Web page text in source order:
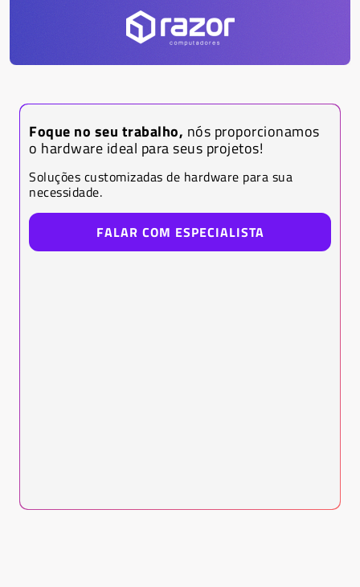
Foque no seu trabalho, nós proporcionamos
o hardware ideal para seus projetos!
Soluções customizadas de hardware para sua
necessidade.
FALAR COM ESPECIALISTA